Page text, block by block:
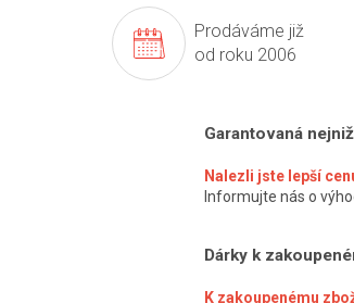
Prodáváme již
od roku 2006
Garantovaná
Nalezli jste lepší
Informujte nás o
Dárky k
K zakoupenému